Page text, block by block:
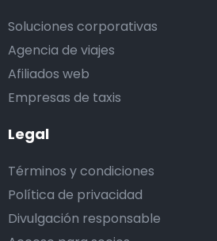
Soluciones corporativas
Agencia de viajes
Afiliados web
Empresas de taxis
Legal
Términos y condiciones
Política de privacidad
Divulgación responsable